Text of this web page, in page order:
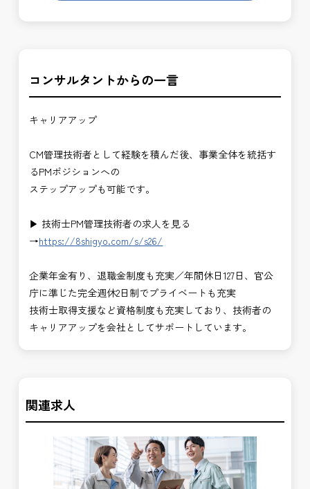
コンサルタントからの一言
キャリアアップ
CM管理技術者として経験を積んだ後、事業全体を統括す
るPMポジションへの
ステップアップも可能です。
▶ 技術士PM管理技術者の求人を見る
→https://8shigyo.com/s/s26/
企業年金有り、退職金制度も充実／年間休日127日、官公
庁に準じた完全週休2日制でプライベートも充実
技術士取得支援など資格制度も充実しており、技術者の
キャリアアップを会社としてサポートしています。
関連求人